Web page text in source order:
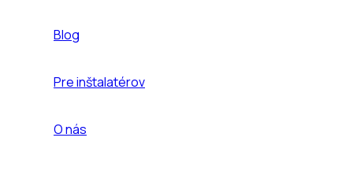
Blog
Pre inštalatérov
O nás